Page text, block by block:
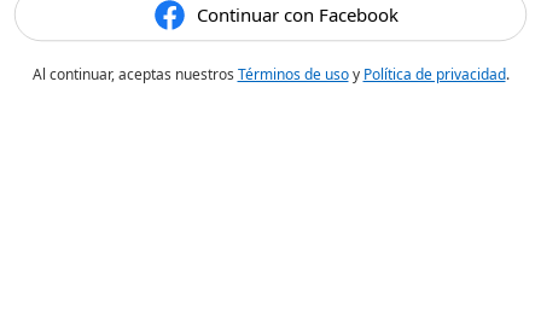
Continuar con Facebook
Al continuar, aceptas nuestros Términos de usoy Política de privacidad.